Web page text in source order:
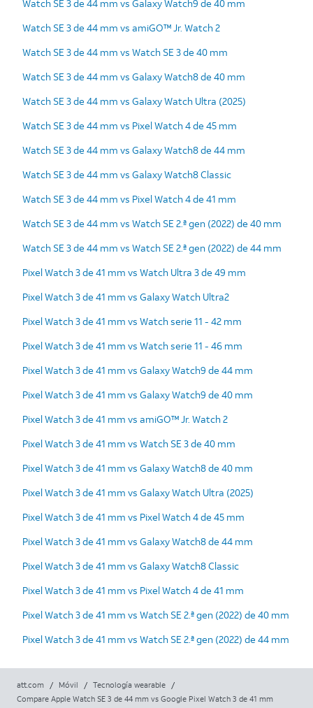
Watch SE 3 de 44 mm vs Galaxy Watch9 de 40 mm
Watch SE 3 de 44 mm vs amiGO™ Jr. Watch 2
Watch SE 3 de 44 mm vs Watch SE 3 de 40 mm
Watch SE 3 de 44 mm vs Galaxy Watch8 de 40 mm
Watch SE 3 de 44 mm vs Galaxy Watch Ultra (2025)
Watch SE 3 de 44 mm vs Pixel Watch 4 de 45 mm
Watch SE 3 de 44 mm vs Galaxy Watch8 de 44 mm
Watch SE 3 de 44 mm vs Galaxy Watch8 Classic
Watch SE 3 de 44 mm vs Pixel Watch 4 de 41 mm
Watch SE 3 de 44 mm vs Watch SE 2.ª gen (2022) de 40 mm
Watch SE 3 de 44 mm vs Watch SE 2.ª gen (2022) de 44 mm
Pixel Watch 3 de 41 mm vs Watch Ultra 3 de 49 mm
Pixel Watch 3 de 41 mm vs Galaxy Watch Ultra2
Pixel Watch 3 de 41 mm vs Watch serie 11 - 42 mm
Pixel Watch 3 de 41 mm vs Watch serie 11 - 46 mm
Pixel Watch 3 de 41 mm vs Galaxy Watch9 de 44 mm
Pixel Watch 3 de 41 mm vs Galaxy Watch9 de 40 mm
Pixel Watch 3 de 41 mm vs amiGO™ Jr. Watch 2
Pixel Watch 3 de 41 mm vs Watch SE 3 de 40 mm
Pixel Watch 3 de 41 mm vs Galaxy Watch8 de 40 mm
Pixel Watch 3 de 41 mm vs Galaxy Watch Ultra (2025)
Pixel Watch 3 de 41 mm vs Pixel Watch 4 de 45 mm
Pixel Watch 3 de 41 mm vs Galaxy Watch8 de 44 mm
Pixel Watch 3 de 41 mm vs Galaxy Watch8 Classic
Pixel Watch 3 de 41 mm vs Pixel Watch 4 de 41 mm
Pixel Watch 3 de 41 mm vs Watch SE 2.ª gen (2022) de 40 mm
Pixel Watch 3 de 41 mm vs Watch SE 2.ª gen (2022) de 44 mm
att.com / Móvil / Tecnología wearable
/
Compare Apple Watch SE 3 de 44 mm vs Google Pixel Watch 3 de 41 mm